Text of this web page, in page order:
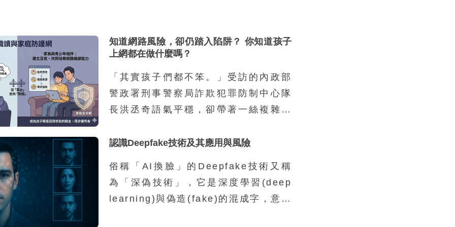
知道網路風險，卻仍踏入陷阱？ 你知道孩子
上網都在做什麼嗎？
「其實孩子們都不笨。」受訪的內政部
警政署刑事警察局詐欺犯罪防制中心隊
長洪丞奇語氣平穩，卻帶著一絲複雜的
車手的孩子，都是家裡有狀況、缺乏資
因為家庭功能不彰而涉案的孩子，不到
兩成，其餘八成都是再普通不過的家
庭，家裡沒有特別辛苦，也不是因為缺
認識Deepfake技術及其應用與風險
俗稱「AI換臉」的Deepfake技術又稱
為「深偽技術」，它是深度學習(deep
learning)與偽造(fake)的混成字，意指